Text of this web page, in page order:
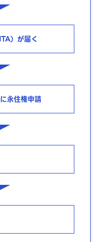
）が届く
永住権申請